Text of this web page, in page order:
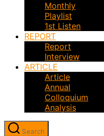
Monthly
Playlist
1st Listen
REPORT
Report
Interview
ARTICLE
Article
Annual
Colloquium
Analysis
Search